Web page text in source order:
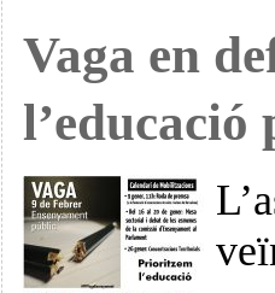
Vaga en
l’educació